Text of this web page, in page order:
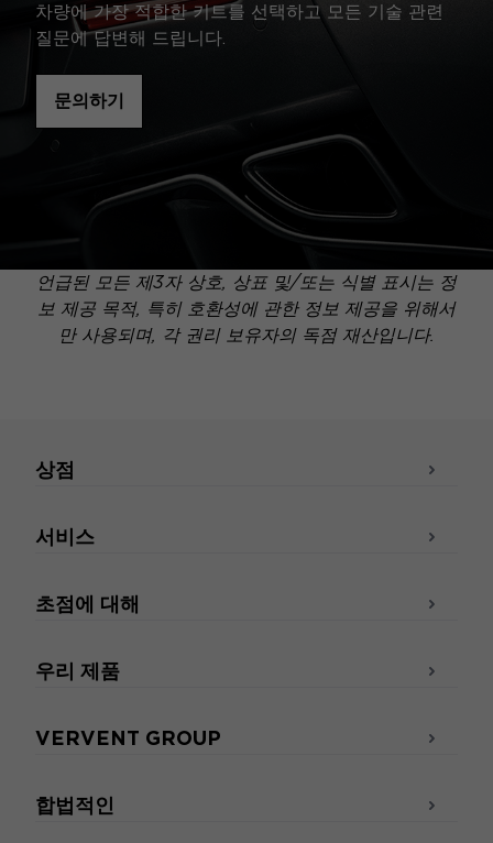
차량에 가장 적합한 키트를 선택하고 모든 기술 관련
질문에 답변해 드립니다.
문의하기
언급된 모든 제3자 상호, 상표 및/또는 식별 표시는 정
보 제공 목적, 특히 호환성에 관한 정보 제공을 위해서
만 사용되며, 각 권리 보유자의 독점 재산입니다.
상점
서비스
초점에 대해
우리 제품
VERVENT GROUP
합법적인